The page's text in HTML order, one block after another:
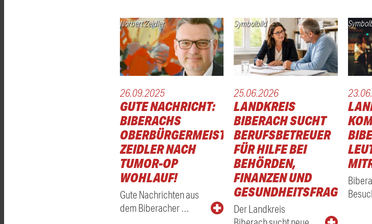
Norbert Zeidler
26.09.2025
GUTE NACHRICHT:
BIBERACHS
OBERBÜRGERMEISTER
ZEIDLER NACH
TUMOR-OP
WOHLAUF!
Gute Nachrichten aus
dem Biberacher …
Symbolbild
25.06.2026
LANDKREIS
BIBERACH SUCHT
BERUFSBETREUER
FÜR HILFE BEI
BEHÖRDEN,
FINANZEN UND
GESUNDHEITSFRAGEN
Der Landkreis